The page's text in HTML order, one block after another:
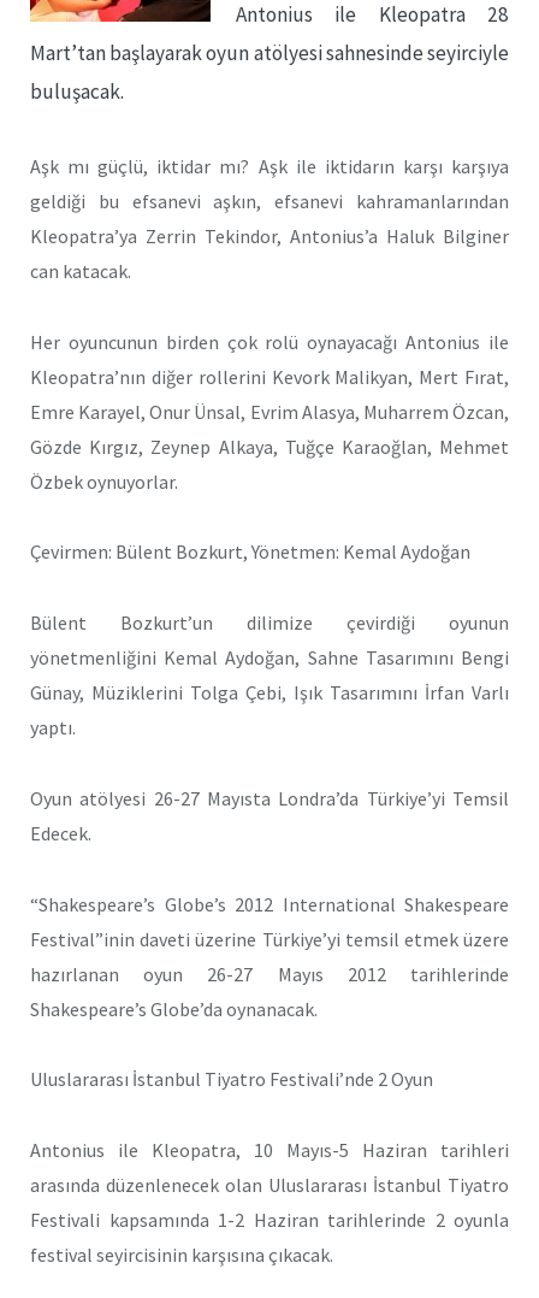
Antonius ile Kleopatra 28
Mart’tan başlayarak oyun atölyesi sahnesinde seyirciyle
buluşacak.
Aşk mı güçlü, iktidar mı? Aşk ile iktidarın karşı karşıya
geldiği bu efsanevi aşkın, efsanevi kahramanlarından
Kleopatra’ya Zerrin Tekindor, Antonius’a Haluk Bilginer
can katacak.
Her oyuncunun birden çok rolü oynayacağı Antonius ile
Kleopatra’nın diğer rollerini Kevork Malikyan, Mert Fırat,
Emre Karayel, Onur Ünsal, Evrim Alasya, Muharrem Özcan,
Gözde Kırgız, Zeynep Alkaya, Tuğçe Karaoğlan, Mehmet
Özbek oynuyorlar.
Çevirmen: Bülent Bozkurt, Yönetmen: Kemal Aydoğan
Bülent Bozkurt’un dilimize çevirdiği oyunun
yönetmenliğini Kemal Aydoğan, Sahne Tasarımını Bengi
Günay, Müziklerini Tolga Çebi, Işık Tasarımını İrfan Varlı
yaptı.
Oyun atölyesi 26-27 Mayısta Londra’da Türkiye’yi Temsil
Edecek.
“Shakespeare’s Globe’s 2012 International Shakespeare
Festival”inin daveti üzerine Türkiye’yi temsil etmek üzere
hazırlanan oyun 26-27 Mayıs 2012 tarihlerinde
Shakespeare’s Globe’da oynanacak.
Uluslararası İstanbul Tiyatro Festivali’nde 2 Oyun
Antonius ile Kleopatra, 10 Mayıs-5 Haziran tarihleri
arasında düzenlenecek olan Uluslararası İstanbul Tiyatro
Festivali kapsamında 1-2 Haziran tarihlerinde 2 oyunla
festival seyircisinin karşısına çıkacak.